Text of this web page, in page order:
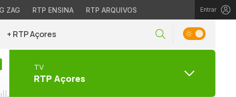
ZAG RTP ENSINA RTP ARQUIVOS Entrar
+ RTP Açores
TV
RTP Açores